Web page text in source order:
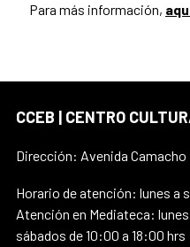
Para más información,
CCEB | CENTRO
Dirección: Avenida
Horario de atención: lunes a
Atención en Mediateca:
sábados de 10:00 a 18:00 hrs